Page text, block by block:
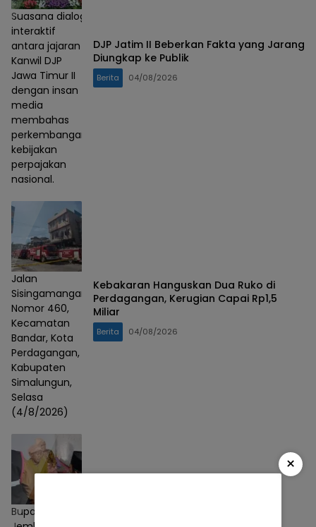
Suasana dialog
interaktif
antara jajaran
Kanwil DJP
Jawa Timur II
dengan insan
media
membahas
perkembangan
kebijakan
perpajakan
nasional.
DJP Jatim II Beberkan Fakta yang Jarang
Diungkap ke Publik
Berita 04/08/2026
Jalan
Sisingamangaraja
Nomor 460,
Kecamatan
Bandar, Kota
Perdagangan,
Kabupaten
Simalungun,
Selasa
(4/8/2026)
Kebakaran Hanguskan Dua Ruko di
Perdagangan, Kerugian Capai Rp1,5
Miliar
Berita 04/08/2026
Bupati
×